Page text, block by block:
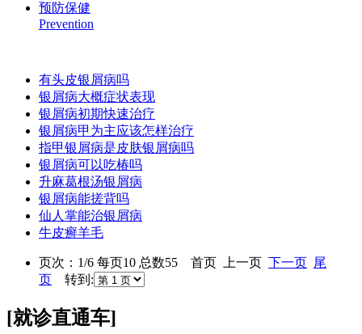
预防保健
Prevention
有头皮银屑病吗
银屑病大概症状表现
银屑病初期快速治疗
银屑病甲为主应该怎样治疗
指甲银屑病是皮肤银屑病吗
银屑病可以吃椿吗
升麻葛根汤银屑病
银屑病能搓背吗
仙人掌能治银屑病
牛皮癣羊毛
页次：1/6 每页10 总数55 首页 上一页 下一页 尾
页 转到:
[就诊直通车]